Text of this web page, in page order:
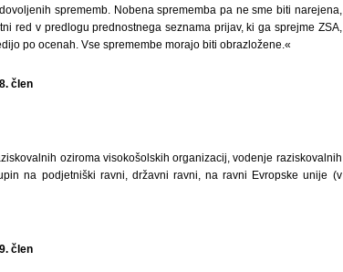
sprememb. Nobena sprememba pa ne sme biti narejena,
red v predlogu prednostnega seznama prijav, ki ga sprejme ZSA,
po ocenah. Vse spremembe morajo biti obrazložene.«
8. člen
oziroma visokošolskih organizacij, vodenje raziskovalnih
na podjetniški ravni, državni ravni, na ravni Evropske unije (v
9. člen